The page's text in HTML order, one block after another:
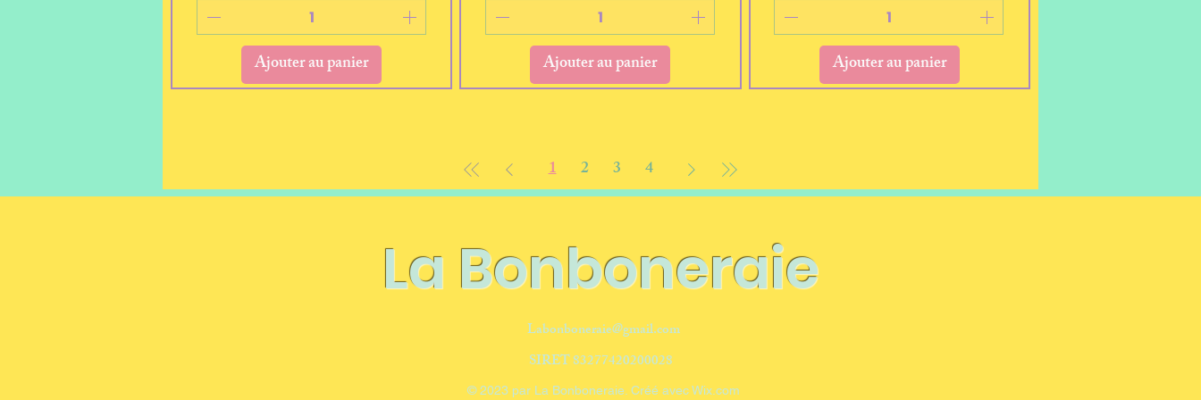
Ajouter au panier Ajouter au panier Ajouter au panier
1 2 3 4
La Bonboneraie
Labonboneraie@gmail.com
SIRET 83277420200028
© 2023 par La Bonboneraie. Créé avec Wix.com